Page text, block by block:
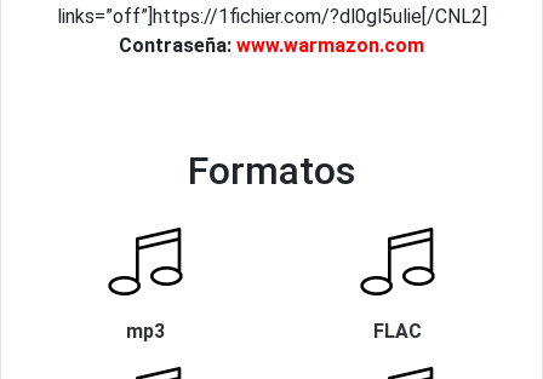
links=”off”]https://1fichier.com/?dl0gl5ulie[/CNL2]
Contraseña: www.warmazon.com
Formatos
mp3 FLAC